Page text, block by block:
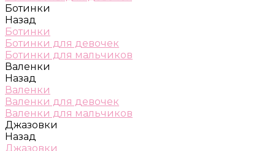
Ботинки
Назад
Ботинки
Ботинки для девочек
Ботинки для мальчиков
Валенки
Назад
Валенки
Валенки для девочек
Валенки для мальчиков
Джазовки
Назад
Джазовки